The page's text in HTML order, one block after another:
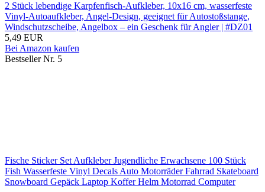
2 Stück lebendige Karpfenfisch-Aufkleber, 10x16 cm, wasserfeste
Vinyl-Autoaufkleber, Angel-Design, geeignet für Autostoßstange,
Windschutzscheibe, Angelbox – ein Geschenk für Angler | #DZ01
5,49 EUR
Bei Amazon kaufen
Bestseller Nr. 5
Fische Sticker Set Aufkleber Jugendliche Erwachsene 100 Stück
Fish Wasserfeste Vinyl Decals Auto Motorräder Fahrrad Skateboard
Snowboard Gepäck Laptop Koffer Helm Motorrad Computer